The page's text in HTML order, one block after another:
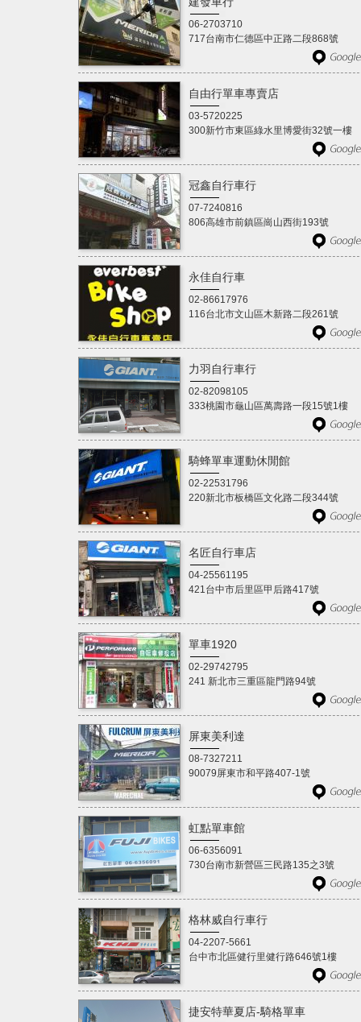
06-2703710
717台南市仁德區中正路二段868號
自由行單車專賣店
03-5720225
300新竹市東區綠水里博愛街32號一樓
冠鑫自行車行
07-7240816
806高雄市前鎮區崗山西街193號
永佳自行車
02-86617976
116台北市文山區木新路二段261號
力羽自行車行
02-82098105
333桃園市龜山區萬壽路一段15號1樓
騎蜂單車運動休閒館
02-22531796
220新北市板橋區文化路二段344號
名匠自行車店
04-25561195
421台中市后里區甲后路417號
單車1920
02-29742795
241 新北市三重區龍門路94號
屏東美利達
08-7327211
90079屏東市和平路407-1號
虹點單車館
06-6356091
730台南市新營區三民路135之3號
格林威自行車行
04-2207-5661
台中市北區健行里健行路646號1樓
捷安特華夏店-騎格單車